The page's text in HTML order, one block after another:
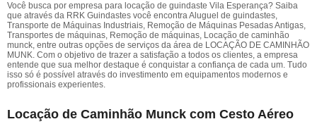
Você busca por empresa para locação de guindaste Vila Esperança? Saiba
que através da RRK Guindastes você encontra Aluguel de guindastes,
Transporte de Máquinas Industriais, Remoção de Máquinas Pesadas Antigas,
Transportes de máquinas, Remoção de máquinas, Locação de caminhão
munck, entre outras opções de serviços da área de LOCAÇÃO DE CAMINHÃO
MUNK. Com o objetivo de trazer a satisfação a todos os clientes, a empresa
entende que sua melhor destaque é conquistar a confiança de cada um. Tudo
isso só é possível através do investimento em equipamentos modernos e
profissionais experientes.
Locação de Caminhão Munck com Cesto Aéreo